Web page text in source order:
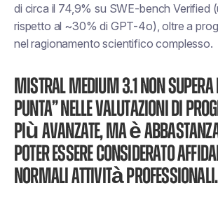
di circa il 74,9% su SWE-bench Verified
rispetto al ~30% di GPT-4o), oltre a
nel ragionamento scientifico complesso.
Mistral Medium 3.1 non supera
punta” nelle valutazioni di
più avanzate, ma è
poter essere considerato
normali attività professionali.